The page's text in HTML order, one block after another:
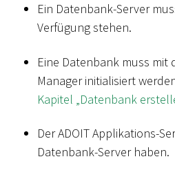
Ein Datenbank-Server
Verfügung stehen.
Eine Datenbank muss mit
Manager initialisiert
Kapitel „Datenbank
Der ADOIT Applikations-
Datenbank-Server haben.